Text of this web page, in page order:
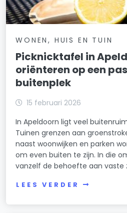
WONEN, HUIS EN TUIN
Picknicktafel in
oriënteren op een
buitenplek
15 februari 2026
In Apeldoorn ligt veel
Tuinen grenzen aan
naast woonwijken en parken
om even buiten te zijn. In die
vanzelf de behoefte aan vaste
LEES VERDER